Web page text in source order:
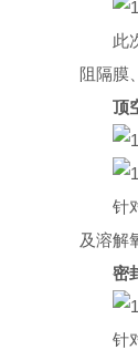
此
阻隔膜
顶
针
及溶解
密
针